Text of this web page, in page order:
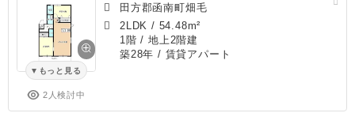
もっと見る
2人検討中
田方郡函南町畑毛
2LDK / 54.48m²
1階 / 地上2階建
築28年 / 賃貸アパート